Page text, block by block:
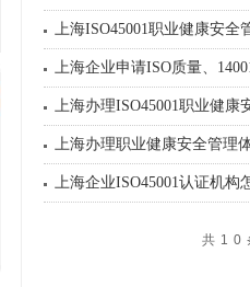
上海ISO45001职业健康安全
上海企业申请ISO质量、
上海办理ISO45001职业健康
上海办理职业健康安全管理
上海企业ISO45001认证机构
共10